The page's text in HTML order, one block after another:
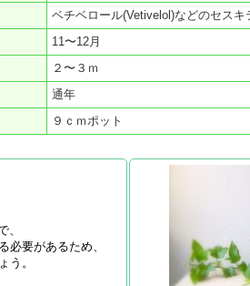
ベチベロール(Vetivelol)などのセスキ
11〜12月
２〜３ｍ
通年
９ｃｍポット
、
必要があるため、
う。